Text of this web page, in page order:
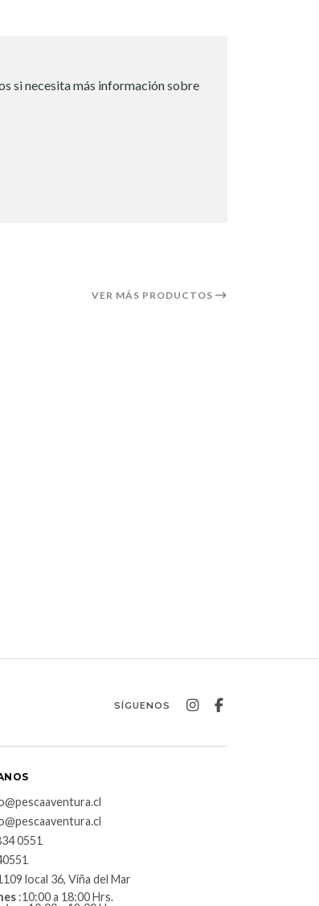
si necesita más información sobre
VER MÁS PRODUCTOS
SÍGUENOS
0551
local 36, Viña del Mar
:10:00 a 18:00 Hrs.